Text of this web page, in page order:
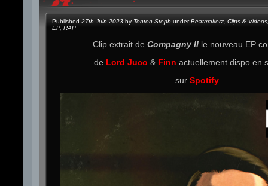
Published 27th Juin 2023 by Tonton Steph underBeatmakerz Clips & Videos
EP, RAP
Clip extrait de Compagny II le nouveau EP
de Lord Juco & Finn actuellement dispo en
sur Spotify.